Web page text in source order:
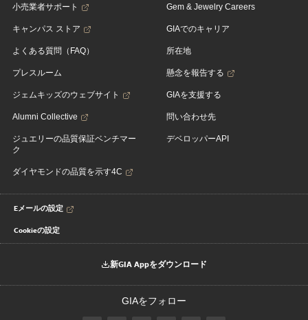
小売業者サポート
キャンパス ストア
よくある質問（FAQ）
プレスルーム
ジェムキッズのウェブサイト
Alumni Collective
ジュエリーの品質保証ベンチマー
ク
ダイヤモンドの品質を示す4C
Gem & Jewelry Careers
GIAでのキャリア
所在地
懸念を報告する
GIAを支援する
問い合わせ先
デベロッパーAPI
Eメールの設定
Cookieの設定
新GIA Appをダウンロード
GIAをフォロー